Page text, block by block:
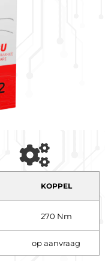
KOPPEL
270 Nm
op aanvraag